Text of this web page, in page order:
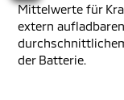
Mittelwerte für
extern
der Batterie.